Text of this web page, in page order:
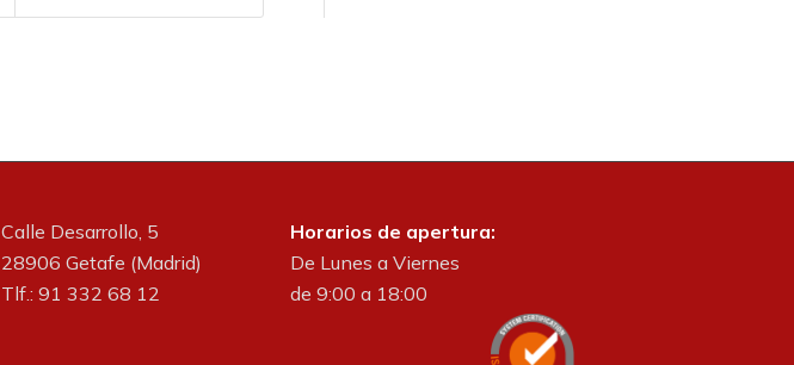
Calle Desarrollo, 5
28906 Getafe (Madrid)
Tlf.: 91 332 68 12
Horarios de apertura:
De Lunes a Viernes
de 9:00 a 18:00